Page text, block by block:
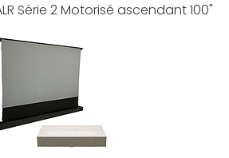
Série 2 Motorisé ascendant 100"